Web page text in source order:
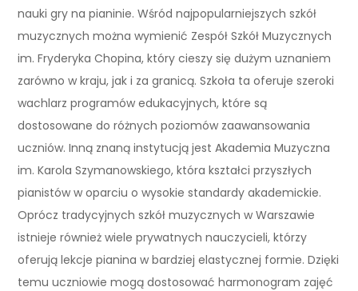
nauki gry na pianinie. Wśród najpopularniejszych szkół
muzycznych można wymienić Zespół Szkół Muzycznych
im. Fryderyka Chopina, który cieszy się dużym uznaniem
zarówno w kraju, jak i za granicą. Szkoła ta oferuje szeroki
wachlarz programów edukacyjnych, które są
dostosowane do różnych poziomów zaawansowania
uczniów. Inną znaną instytucją jest Akademia Muzyczna
im. Karola Szymanowskiego, która kształci przyszłych
pianistów w oparciu o wysokie standardy akademickie.
Oprócz tradycyjnych szkół muzycznych w Warszawie
istnieje również wiele prywatnych nauczycieli, którzy
oferują lekcje pianina w bardziej elastycznej formie. Dzięki
temu uczniowie mogą dostosować harmonogram zajęć